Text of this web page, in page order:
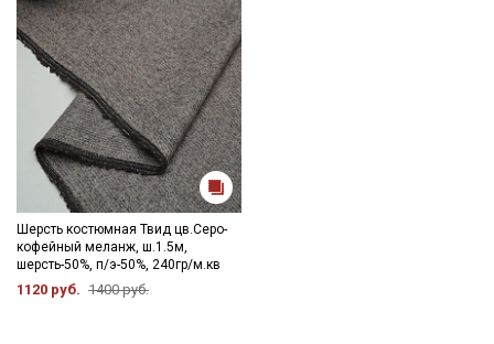
Шерсть костюмная Твид цв.Серо-
кофейный меланж, ш.1.5м,
шерсть-50%, п/э-50%, 240гр/м.кв
1120 руб. 1400 руб.
Электронная почта
Подписаться
Ознакомлен(а) сПолитикой обработки персональных
и даю
Согласие на обработку персональных
данных
ДаюСогласие на получение рекламных и
информационных рассылок